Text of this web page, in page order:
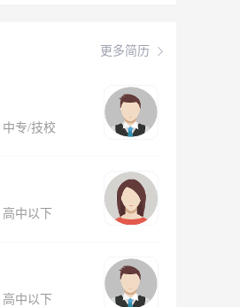
更多简历
中专/技校
高中以下
高中以下